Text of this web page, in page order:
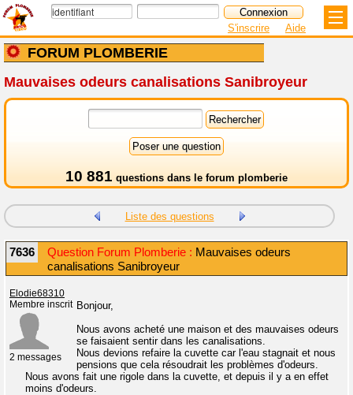
FORUM PLOMBERIE
S'inscrire Aide
Mauvaises odeurs canalisations Sanibroyeur
10 881 questions dans le forum plomberie
Liste des questions
7636 Question Forum Plomberie : Mauvaises odeurs
canalisations Sanibroyeur
Elodie68310
Membre inscrit
2 messages
Bonjour,
Nous avons acheté une maison et des mauvaises odeurs
se faisaient sentir dans les canalisations.
Nous devions refaire la cuvette car l'eau stagnait et nous
pensions que cela résoudrait les problèmes d'odeurs.
Nous avons fait une rigole dans la cuvette, et depuis il y a en effet
moins d'odeurs.